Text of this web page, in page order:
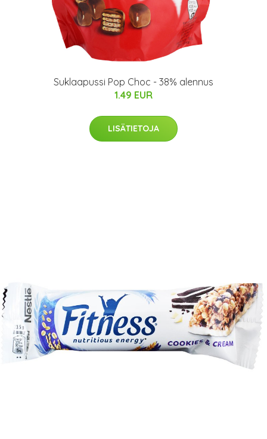
Suklaapussi Pop Choc - 38% alennus
1.49 EUR
LISÄTIETOJA